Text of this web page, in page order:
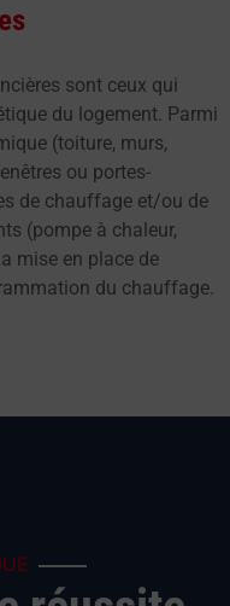
sont ceux qui
du logement. Parmi
(toiture, murs,
ou portes-
de chauffage et/ou de
(pompe à chaleur,
mise en place de
du chauffage.